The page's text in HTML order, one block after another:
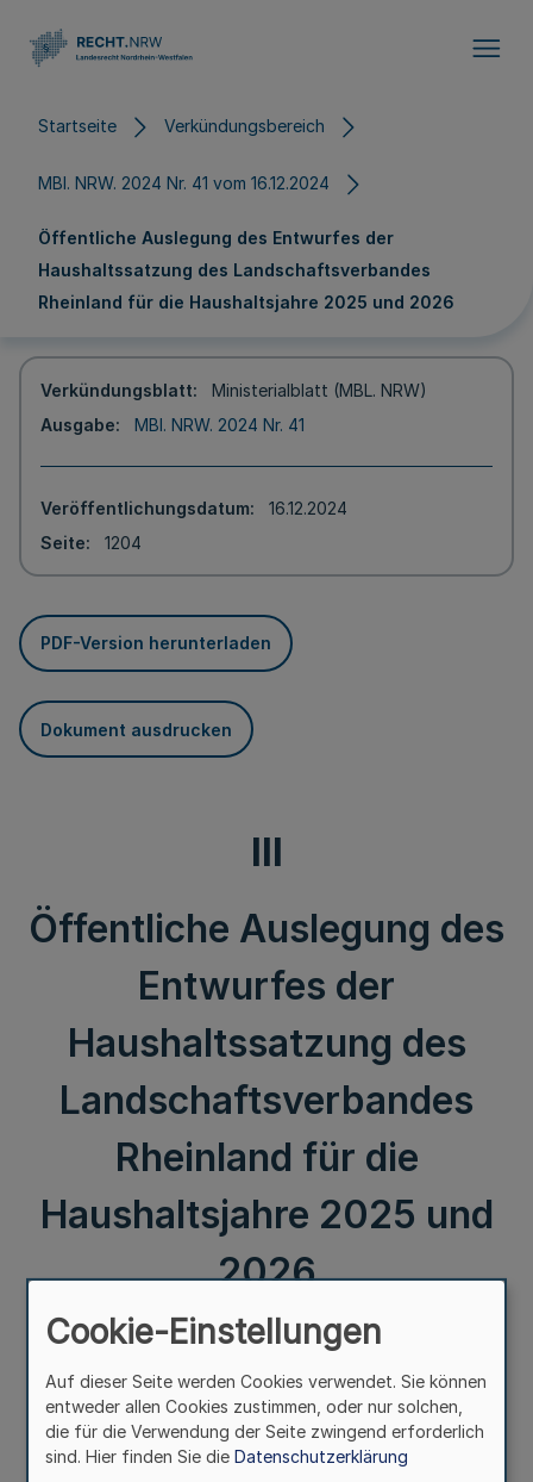
Startseite Verkündungsbereich
MBl. NRW. 2024 Nr. 41 vom 16.12.2024
Öffentliche Auslegung des Entwurfes der
Haushaltssatzung des Landschaftsverbandes
Rheinland für die Haushaltsjahre 2025 und 2026
Verkündungsblatt
Ministerialblatt (MBL. NRW)
Ausgabe
MBl. NRW. 2024 Nr. 41
Veröffentlichungsdatum
16.12.2024
Seite
1204
PDF-Version herunterladen
Dokument ausdrucken
III
Öffentliche Auslegung des
Entwurfes der
Haushaltssatzung des
Landschaftsverbandes
Rheinland für die
Haushaltsjahre 2025 und
2026
Öffentliche Auslegung des Entwurfes der
Haushaltssatzung
des Landschaftsverbandes Rheinland für die
Haushaltsjahre 2025 und 2026
Cookie-Einstellungen
Auf dieser Seite werden Cookies verwendet. Sie können
entweder allen Cookies zustimmen, oder nur solchen,
die für die Verwendung der Seite zwingend erforderlich
sind. Hier finden Sie die Datenschutzerklärung